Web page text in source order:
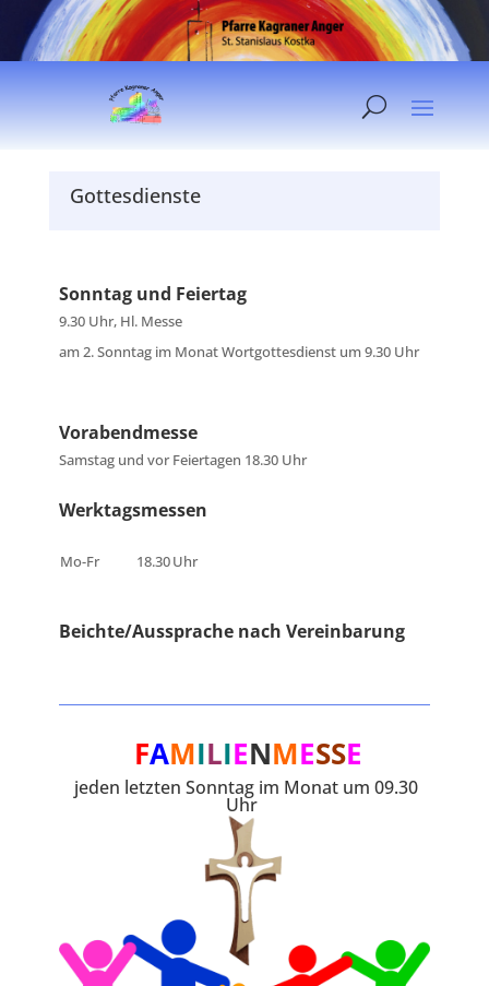
Gottesdienste
Sonntag und Feiertag
9.30 Uhr, Hl. Messe
am 2. Sonntag im Monat Wortgottesdienst um 9.30 Uhr
Vorabendmesse
Samstag und vor Feiertagen 18.30 Uhr
Werktagsmessen
Mo-Fr 18.30Uhr
Beichte/Aussprache nach Vereinbarung
FAMILIENMESSE
jeden letzten Sonntag im Monat um 09.30
Uhr